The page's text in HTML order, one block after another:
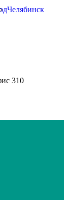
Челябинск
310